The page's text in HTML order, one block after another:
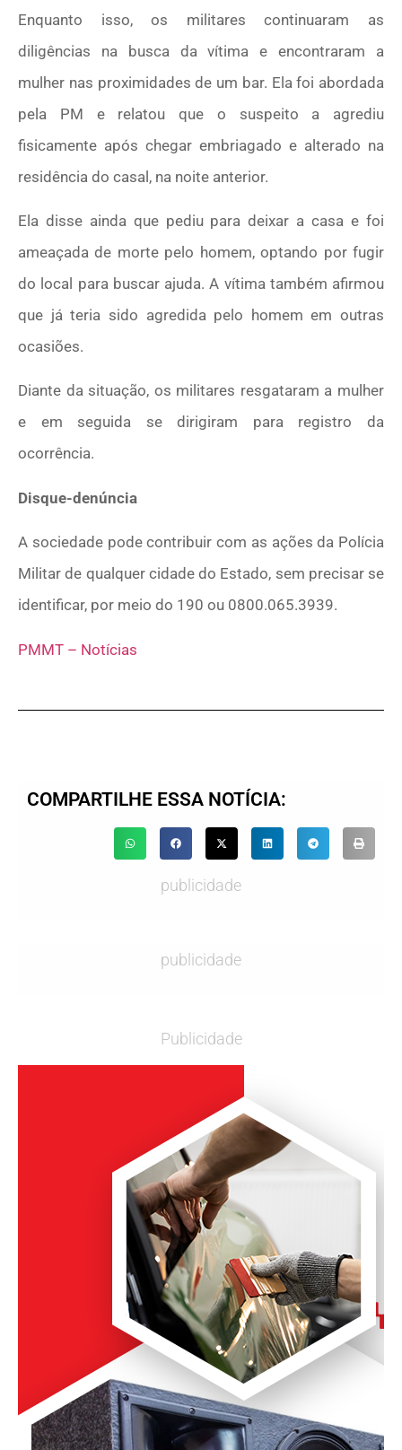
Enquanto isso, os militares continuaram as
diligências na busca da vítima e encontraram a
mulher nas proximidades de um bar. Ela foi abordada
pela PM e relatou que o suspeito a agrediu
fisicamente após chegar embriagado e alterado na
residência do casal, na noite anterior.
Ela disse ainda que pediu para deixar a casa e foi
ameaçada de morte pelo homem, optando por fugir
do local para buscar ajuda. A vítima também afirmou
que já teria sido agredida pelo homem em outras
ocasiões.
Diante da situação, os militares resgataram a mulher
e em seguida se dirigiram para registro da
ocorrência.
Disque-denúncia
A sociedade pode contribuir com as ações da Polícia
Militar de qualquer cidade do Estado, sem precisar se
identificar, por meio do 190 ou 0800.065.3939.
PMMT – Notícias
COMPARTILHE ESSA NOTÍCIA:
publicidade
publicidade
Publicidade